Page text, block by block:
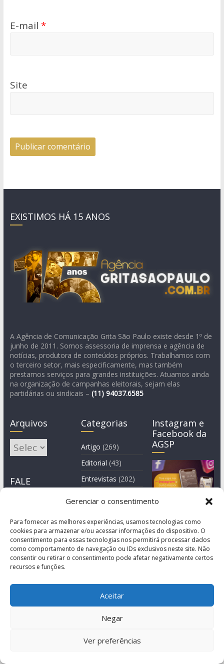
Gerenciar o consentimento
Para fornecer as melhores experiências, usamos tecnologias como
cookies para armazenar e/ou acessar informações do dispositivo. O
consentimento para essas tecnologias nos permitirá processar dados
como comportamento de navegação ou IDs exclusivos neste site. Não
consentir ou retirar o consentimento pode afetar negativamente certos
recursos e funções.
Aceitar
Negar
Ver preferências
E-mail *
Site
EXISTIMOS HÁ 15 ANOS
A Agência de Comunicação Grita São Paulo existe desde 1º de
junho de 2011. Somos assessoria de imprensa e agência de
notícias, produtora de conteúdos próprios. Trabalhamos com
o terceiro setor, mais especificamente, mas também
prestamos serviços para grandes instituições. Atuamos ainda
na organização de campanhas eleitorais, sejam elas
partidárias ou sindicais – (11) 94037.6585
Arquivos
Arquivos
FALE
CONOSCO
Categorias
Artigo (269)
Editorial (43)
Entrevistas (202)
Notícia(1.245)
Instagram e
Facebook da
AGSP